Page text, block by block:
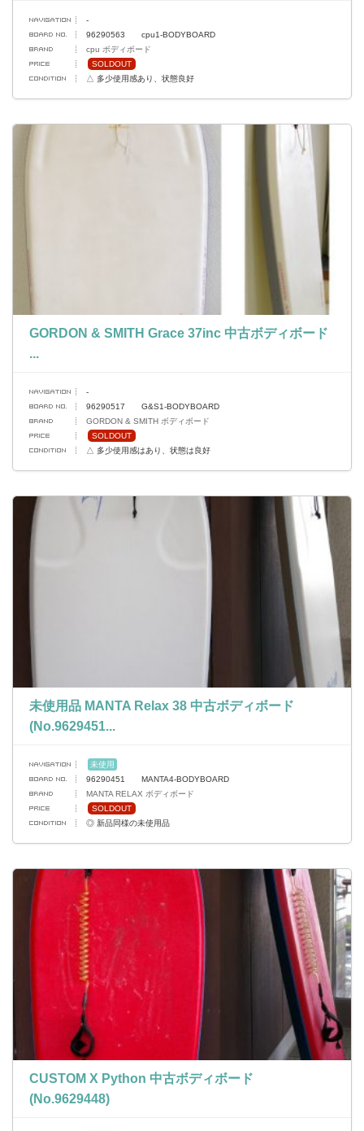
-
96290563 cpu1-BODYBOARD
cpu ボディボード
SOLDOUT
△ 多少使用感あり、状態良好
GORDON & SMITH Grace 37inc 中古ボディボード
...
-
96290517 G&S1-BODYBOARD
GORDON & SMITH ボディボード
SOLDOUT
△ 多少使用感はあり、状態は良好
未使用品 MANTA Relax 38 中古ボディボード
(No.9629451...
未使用
96290451 MANTA4-BODYBOARD
MANTA RELAX ボディボード
SOLDOUT
◎ 新品同様の未使用品
CUSTOM X Python 中古ボディボード
(No.9629448)